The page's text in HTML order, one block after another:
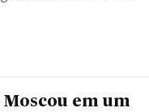
em um